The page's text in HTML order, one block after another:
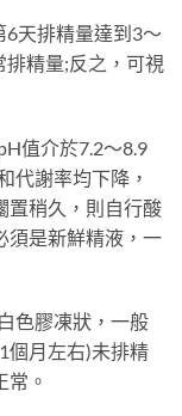
天排精量達到3～
精量;反之，可視
值介於7.2～8.9
代謝率均下降，
置稍久，則自行酸
須是新鮮精液，一
色膠凍狀，一般
個月左右)未排精
。